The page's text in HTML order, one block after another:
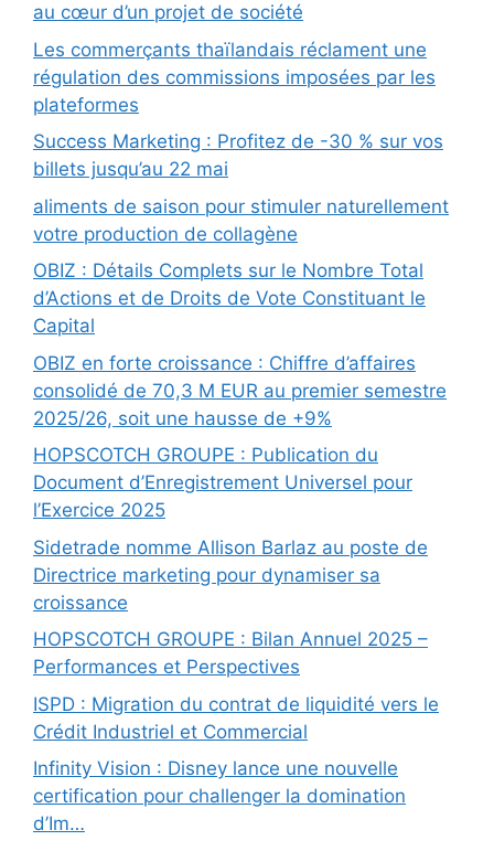
au cœur d’un projet de société
Les commerçants thaïlandais réclament une
régulation des commissions imposées par les
plateformes
Success Marketing : Profitez de -30 % sur vos
billets jusqu’au 22 mai
aliments de saison pour stimuler naturellement
votre production de collagène
OBIZ : Détails Complets sur le Nombre Total
d’Actions et de Droits de Vote Constituant le
Capital
OBIZ en forte croissance : Chiffre d’affaires
consolidé de 70,3 M EUR au premier semestre
2025/26, soit une hausse de +9%
HOPSCOTCH GROUPE : Publication du
Document d’Enregistrement Universel pour
l’Exercice 2025
Sidetrade nomme Allison Barlaz au poste de
Directrice marketing pour dynamiser sa
croissance
HOPSCOTCH GROUPE : Bilan Annuel 2025 –
Performances et Perspectives
ISPD : Migration du contrat de liquidité vers le
Crédit Industriel et Commercial
Infinity Vision : Disney lance une nouvelle
certification pour challenger la domination
d’Im…